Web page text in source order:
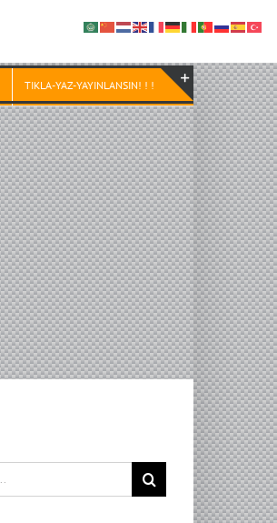
TIKLA-YAZ-YAYINLANSIN! ! !
Toggle
Sliding
Bar
Area